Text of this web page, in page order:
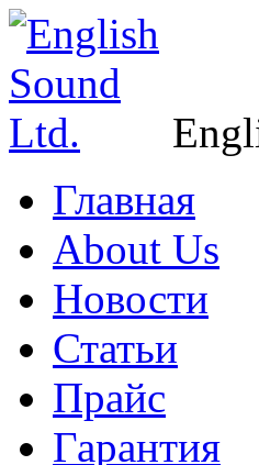
Главная
About Us
Новости
Статьи
Прайс
Гарантия